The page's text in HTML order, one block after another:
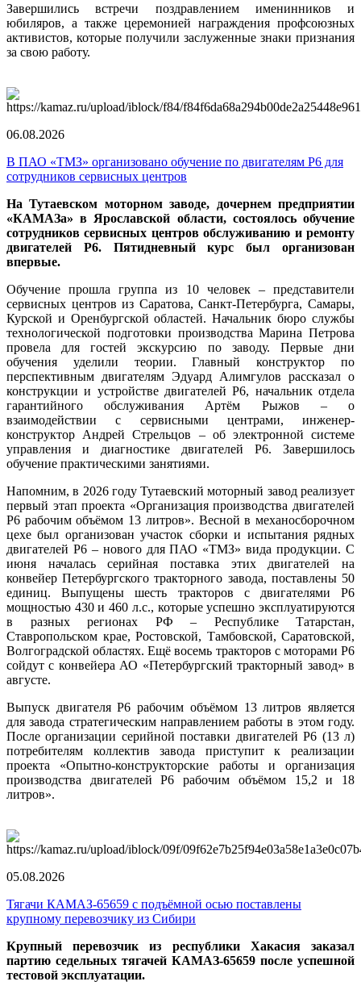
Завершились встречи поздравлением именинников и
юбиляров, а также церемонией награждения профсоюзных
активистов, которые получили заслуженные знаки признания
за свою работу.
06.08.2026
В ПАО «ТМЗ» организовано обучение по двигателям Р6 для
сотрудников сервисных центров
На Тутаевском моторном заводе, дочернем предприятии
«КАМАЗа» в Ярославской области, состоялось обучение
сотрудников сервисных центров обслуживанию и ремонту
двигателей Р6. Пятидневный курс был организован
впервые.
Обучение прошла группа из 10 человек – представители
сервисных центров из Саратова, Санкт-Петербурга, Самары,
Курской и Оренбургской областей. Начальник бюро службы
технологической подготовки производства Марина Петрова
провела для гостей экскурсию по заводу. Первые дни
обучения уделили теории. Главный конструктор по
перспективным двигателям Эдуард Алимгулов рассказал о
конструкции и устройстве двигателей Р6, начальник отдела
гарантийного обслуживания Артём Рыжов – о
взаимодействии с сервисными центрами, инженер-
конструктор Андрей Стрельцов – об электронной системе
управления и диагностике двигателей Р6. Завершилось
обучение практическими занятиями.
Напомним, в 2026 году Тутаевский моторный завод реализует
первый этап проекта «Организация производства двигателей
Р6 рабочим объёмом 13 литров». Весной в механосборочном
цехе был организован участок сборки и испытания рядных
двигателей Р6 – нового для ПАО «ТМЗ» вида продукции. С
июня началась серийная поставка этих двигателей на
конвейер Петербургского тракторного завода, поставлены 50
единиц. Выпущены шесть тракторов с двигателями Р6
мощностью 430 и 460 л.с., которые успешно эксплуатируются
в разных регионах РФ – Республике Татарстан,
Ставропольском крае, Ростовской, Тамбовской, Саратовской,
Волгоградской областях. Ещё восемь тракторов с моторами Р6
сойдут с конвейера АО «Петербургский тракторный завод» в
августе.
Выпуск двигателя Р6 рабочим объёмом 13 литров является
для завода стратегическим направлением работы в этом году.
После организации серийной поставки двигателей Р6 (13 л)
потребителям коллектив завода приступит к реализации
проекта «Опытно-конструкторские работы и организация
производства двигателей Р6 рабочим объёмом 15,2 и 18
литров».
05.08.2026
Тягачи КАМАЗ-65659 с подъёмной осью поставлены
крупному перевозчику из Сибири
Крупный перевозчик из республики Хакасия заказал
партию седельных тягачей КАМАЗ-65659 после успешной
тестовой эксплуатации.